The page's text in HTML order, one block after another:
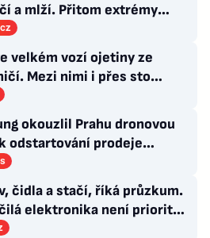
a mlží. Přitom extrémy
jsou trvalými problémy
velkém vozí ojetiny ze
Mezi nimi i přes sto
a desítky Lamborghini
okouzlil Prahu dronovou
odstartování prodeje
produktů
čidla a stačí, říká průzkum.
elektronika není prioritou